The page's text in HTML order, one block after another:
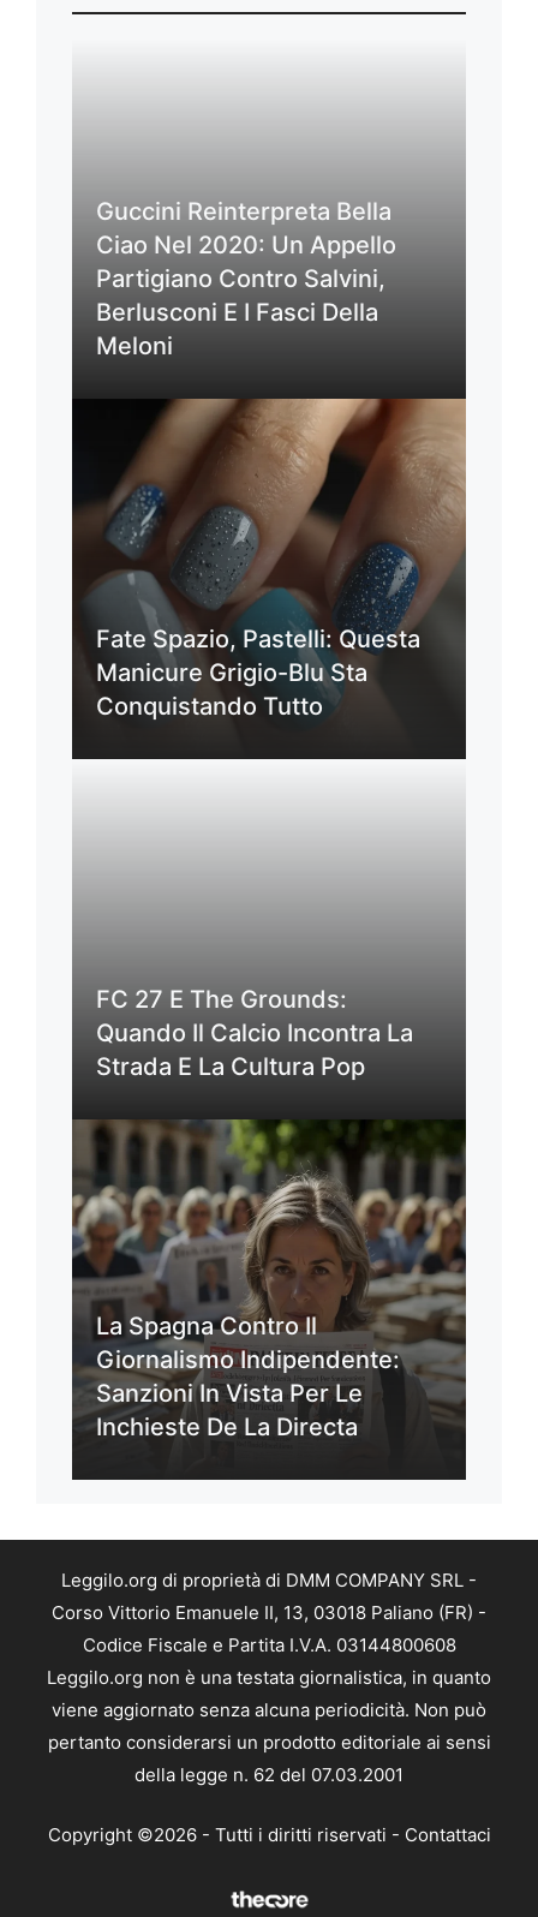
Guccini Reinterpreta Bella
Ciao Nel 2020: Un Appello
Partigiano Contro Salvini,
Berlusconi E I Fasci Della
Meloni
Fate Spazio, Pastelli: Questa
Manicure Grigio-Blu Sta
Conquistando Tutto
FC 27 E The Grounds:
Quando Il Calcio Incontra La
Strada E La Cultura Pop
La Spagna Contro Il
Giornalismo Indipendente:
Sanzioni In Vista Per Le
Inchieste De La Directa
Leggilo.org di proprietà di DMM COMPANY SRL -
Corso Vittorio Emanuele II, 13, 03018 Paliano (FR) -
Codice Fiscale e Partita I.V.A. 03144800608
Leggilo.org non è una testata giornalistica, in quanto
viene aggiornato senza alcuna periodicità. Non può
pertanto considerarsi un prodotto editoriale ai sensi
della legge n. 62 del 07.03.2001
Copyright ©2026 - Tutti i diritti riservati - Contattaci